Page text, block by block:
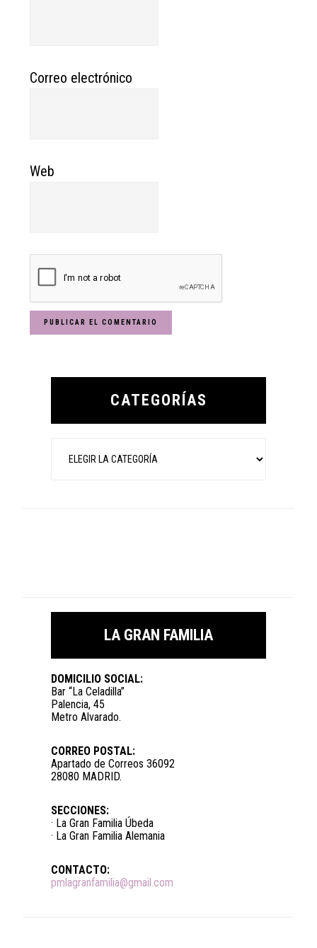
Correo electrónico
Web
Primary
CATEGORÍAS
LA GRAN FAMILIA
DOMICILIO SOCIAL:
Bar “La Celadilla”
Palencia, 45
Metro Alvarado.
CORREO POSTAL:
Apartado de Correos 36092
28080 MADRID.
SECCIONES:
· La Gran Familia Úbeda
· La Gran Familia Alemania
CONTACTO:
pmlagranfamilia@gmail.com